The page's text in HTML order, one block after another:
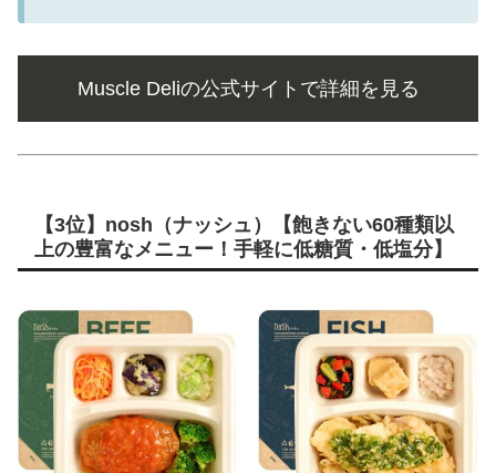
Muscle Deliの公式サイトで詳細を見る
【3位】nosh（ナッシュ）【飽きない60種類以
上の豊富なメニュー！手軽に低糖質・低塩分】